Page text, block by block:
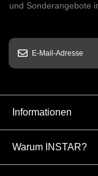
und Sonderangebote
Informationen
Warum INSTAR?